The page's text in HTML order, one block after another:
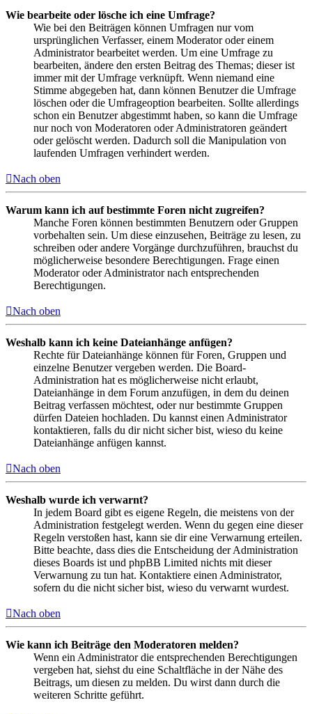
Wie bearbeite oder lösche ich eine Umfrage?
Wie bei den Beiträgen können Umfragen nur vom
ursprünglichen Verfasser, einem Moderator oder einem
Administrator bearbeitet werden. Um eine Umfrage zu
bearbeiten, ändere den ersten Beitrag des Themas; dieser ist
immer mit der Umfrage verknüpft. Wenn niemand eine
Stimme abgegeben hat, dann können Benutzer die Umfrage
löschen oder die Umfrageoption bearbeiten. Sollte allerdings
schon ein Benutzer abgestimmt haben, so kann die Umfrage
nur noch von Moderatoren oder Administratoren geändert
oder gelöscht werden. Dadurch soll die Manipulation von
laufenden Umfragen verhindert werden.
Nach oben
Warum kann ich auf bestimmte Foren nicht zugreifen?
Manche Foren können bestimmten Benutzern oder Gruppen
vorbehalten sein. Um diese einzusehen, Beiträge zu lesen, zu
schreiben oder andere Vorgänge durchzuführen, brauchst du
möglicherweise besondere Berechtigungen. Frage einen
Moderator oder Administrator nach entsprechenden
Berechtigungen.
Nach oben
Weshalb kann ich keine Dateianhänge anfügen?
Rechte für Dateianhänge können für Foren, Gruppen und
einzelne Benutzer vergeben werden. Die Board-
Administration hat es möglicherweise nicht erlaubt,
Dateianhänge in dem Forum anzufügen, in dem du deinen
Beitrag verfassen möchtest, oder nur bestimmte Gruppen
dürfen Dateien hochladen. Du kannst einen Administrator
kontaktieren, falls du dir nicht sicher bist, wieso du keine
Dateianhänge anfügen kannst.
Nach oben
Weshalb wurde ich verwarnt?
In jedem Board gibt es eigene Regeln, die meistens von der
Administration festgelegt werden. Wenn du gegen eine dieser
Regeln verstoßen hast, kann sie dir eine Verwarnung erteilen.
Bitte beachte, dass dies die Entscheidung der Administration
dieses Boards ist und phpBB Limited nichts mit dieser
Verwarnung zu tun hat. Kontaktiere einen Administrator,
sofern du die nicht sicher bist, wieso du verwarnt wurdest.
Nach oben
Wie kann ich Beiträge den Moderatoren melden?
Wenn ein Administrator die entsprechenden Berechtigungen
vergeben hat, siehst du eine Schaltfläche in der Nähe des
Beitrags, um diesen zu melden. Du wirst dann durch die
weiteren Schritte geführt.